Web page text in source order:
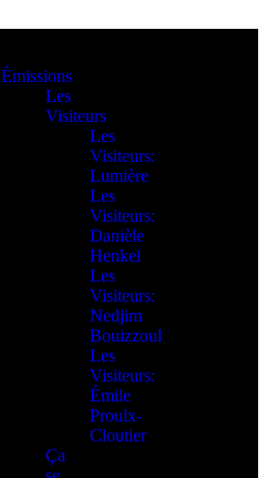
Émissions
Les
Visiteurs
Les
Visiteurs:
Lumière
Les
Visiteurs:
Danièle
Henkel
Les
Visiteurs:
Nedjim
Bouizzoul
Les
Visiteurs:
Émile
Proulx-
Cloutier
Ça